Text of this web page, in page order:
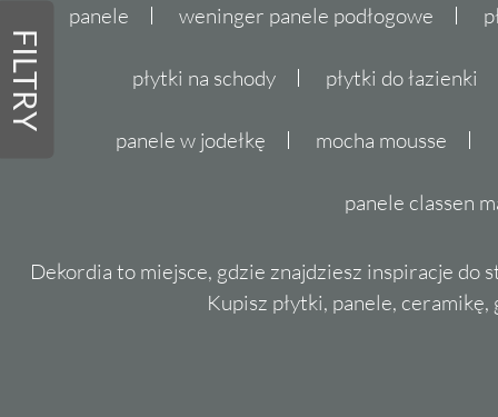
FILTRY
panele weninger panele podłogowe
płytki na schody płytki do łazienki
panele w jodełkę mocha mousse
panele classen
Dekordia to miejsce, gdzie znajdziesz inspiracje do
Kupisz płytki, panele,